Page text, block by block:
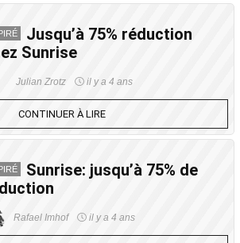
Jusqu’à 75% réduction
Sunrise
Julian Zrotz il y a 4 ans
CONTINUER À LIRE
Sunrise: jusqu’à 75% de
Rafael Imhof il y a 4 ans